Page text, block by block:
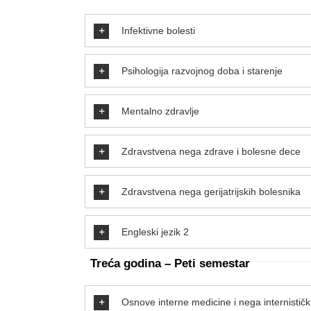
Infektivne bolesti
Psihologija razvojnog doba i starenje
Mentalno zdravlje
Zdravstvena nega zdrave i bolesne dece
Zdravstvena nega gerijatrijskih bolesnika
Engleski jezik 2
Treća godina – Peti semestar
Osnove interne medicine i nega